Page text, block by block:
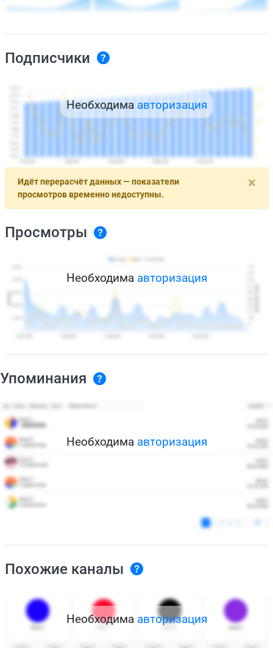
Подписчики
Необходима авторизация
×
Идёт перерасчёт данных — показатели
просмотров временно недоступны.
Просмотры
Необходима авторизация
Упоминания
Необходима авторизация
Похожие каналы
Необходима авторизация